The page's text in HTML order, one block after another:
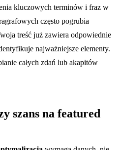
kluczowych terminów i fraz w
często pogrubia
treść już zawiera odpowiednie
najważniejsze elementy.
całych zdań lub akapitów
szans na featured